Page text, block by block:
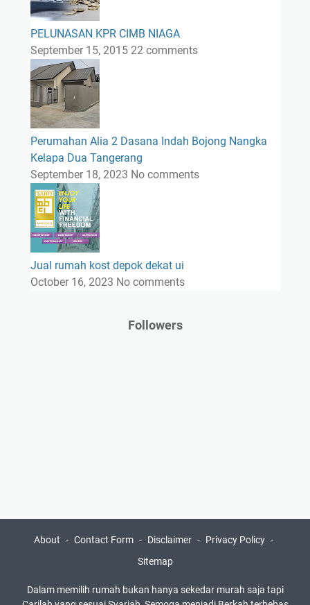
PELUNASAN KPR CIMB NIAGA
September 15, 2015 22 comments
Perumahan Alia 2 Dasana Indah Bojong Nangka
Kelapa Dua Tangerang
September 18, 2023 No comments
Jual rumah kost depok dekat ui
October 16, 2023 No comments
Followers
About Contact Form Disclaimer
Privacy Policy
Sitemap
Dalam memilih rumah bukan hanya sekedar murah saja tapi